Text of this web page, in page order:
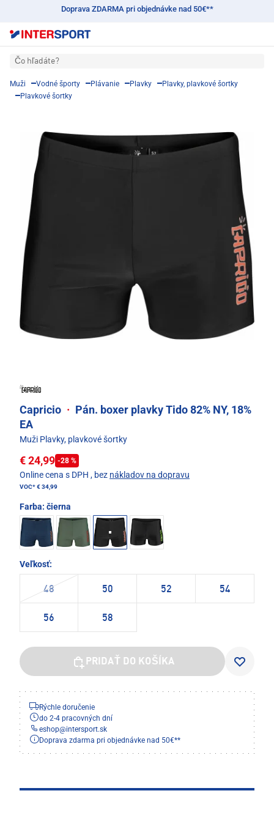
Doprava ZDARMA pri objednávke nad 50€**
Čo hľadáte?
Muži Vodné športy Plávanie Plavky
Plavky, plavkové šortky
Plavkové šortky
Capricio · Pán. boxer plavky Tido 82% NY, 18%
EA
Muži Plavky, plavkové šortky
€ 24,99 -28 %
Online cena s DPH , bez nákladov na dopravu
VOC*€ 34,99
Farba: čierna
Veľkosť:
48 50 52 54
56 58
PRIDAŤ DO KOŠÍKA
Rýchle doručenie
do 2-4 pracovných dní
eshop@intersport.sk
Doprava zdarma pri objednávke nad 50€**